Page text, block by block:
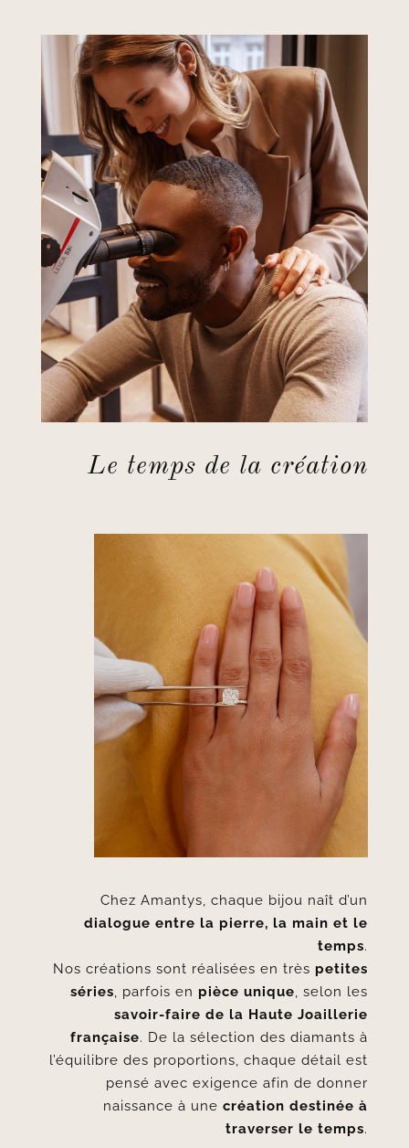
Le temps de la création
Chez Amantys, chaque bijou naît d’un
dialogue entre la pierre, la main et le
temps.
Nos créations sont réalisées en très petites
séries, parfois en pièce unique, selon les
savoir-faire de la Haute Joaillerie
française. De la sélection des diamants à
l’équilibre des proportions, chaque détail est
pensé avec exigence afin de donner
naissance à unecréation destinée à
traverser le temps.